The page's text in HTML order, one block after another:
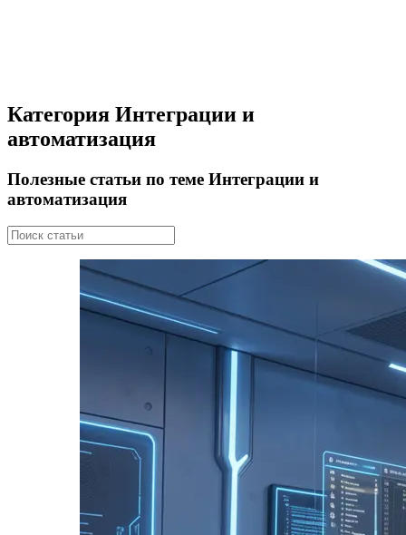
Категория Интеграции и
автоматизация
Полезные статьи по теме Интеграции и
автоматизация